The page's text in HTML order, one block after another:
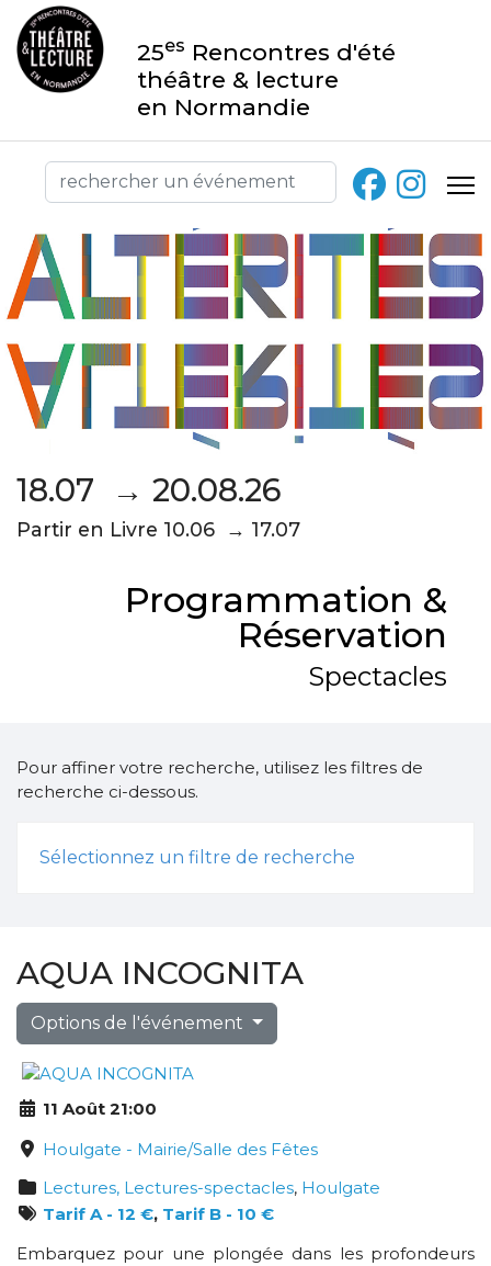
25es Rencontres d'été
théâtre & lecture
en Normandie
18.07 → 20.08.26
Partir en Livre 10.06 → 17.07
Programmation &
Réservation
Spectacles
Pour affiner votre recherche, utilisez les filtres de
recherche ci-dessous.
Sélectionnez un filtre de recherche
AQUA INCOGNITA
Options de l'événement
11 Août 21:00
Houlgate - Mairie/Salle des Fêtes
Lectures, Lectures-spectacles, Houlgate
Tarif A - 12 €, Tarif B - 10 €
Embarquez pour une plongée dans les profondeurs